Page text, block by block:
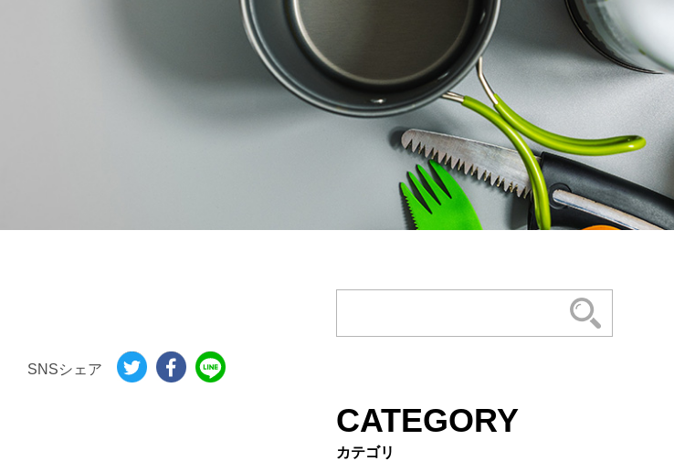
SNSシェア
CATEGORY
カテゴリ